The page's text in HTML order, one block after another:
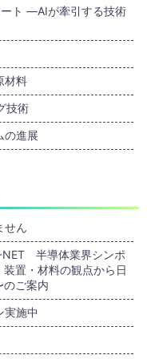
ト ―AIが牽引する技術
材料
技術
の進展
せん
NET 半導体業界シンポ
置・材料の観点から日
のご案内
実施中